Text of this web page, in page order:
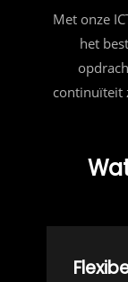
Met onze
het
continuïteit